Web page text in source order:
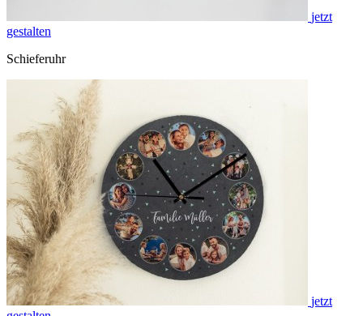
jetzt
gestalten
Schieferuhr
jetzt